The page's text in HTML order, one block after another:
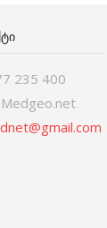
235 400